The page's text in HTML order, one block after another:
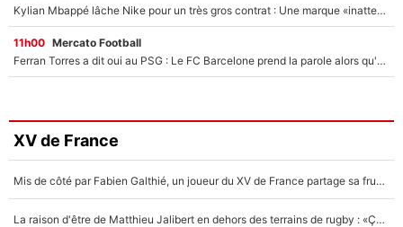
Kylian Mbappé lâche Nike pour un très gros contrat : Une marque «inattendue» va frapper très fort
11h00 Mercato Football
Ferran Torres a dit oui au PSG : Le FC Barcelone prend la parole alors qu'un transfert de l'attaquant espagnol prend forme
XV de France
Mis de côté par Fabien Galthié, un joueur du XV de France partage sa frustration : «ils ne me l’ont pas dit tout de suite»
La raison d'être de Matthieu Jalibert en dehors des terrains de rugby : «Ça m'atteint autant que si tu touches à un membre de ma famille»